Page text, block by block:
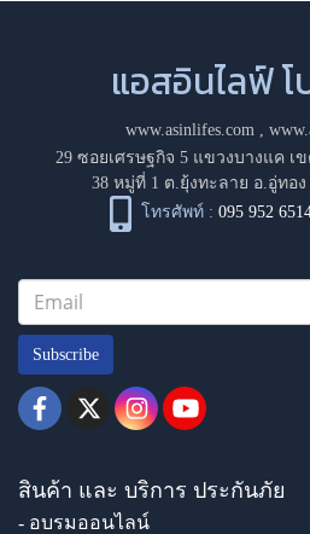
แอสอินไลฟ์ โ
www.asinlifes.com,
29 ซอยเศรษฐกิจ 5 แขวงบางแค เ
38 หมู่ที่ 1 ต.ยุ้งทะลาย อ.อู่ทอ
โทรศัพท์ : 095 952
Subscribe
สินค้า และ บริการ ประกันภัย
- อบรมออนไลน์